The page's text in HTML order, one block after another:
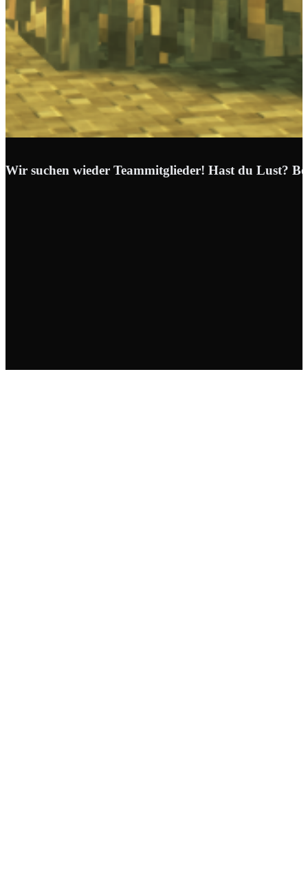
Wir suchen wieder Teammitglieder! Hast du Lust?